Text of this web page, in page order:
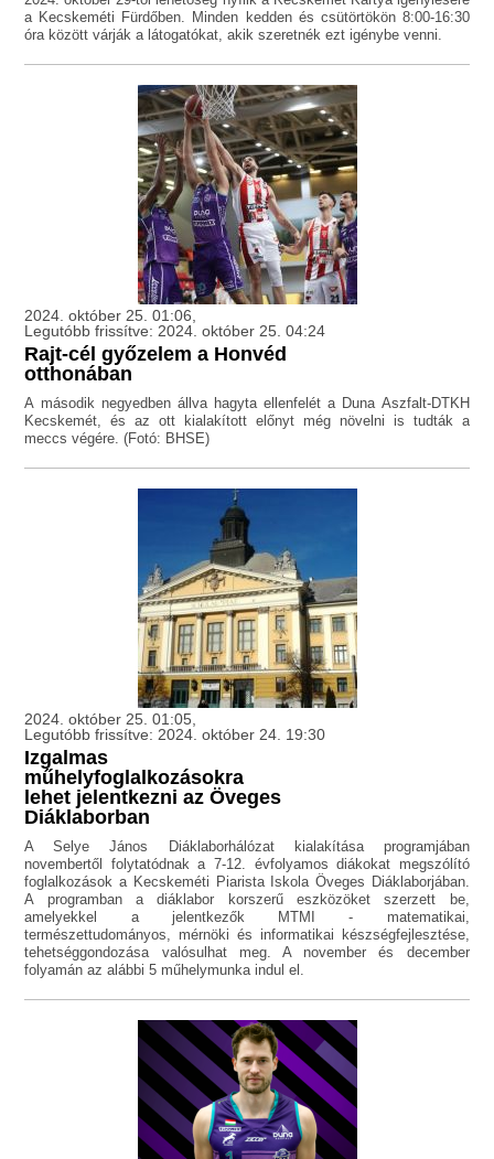
a Kecskeméti Fürdőben. Minden kedden és csütörtökön 8:00-16:30
óra között várják a látogatókat, akik szeretnék ezt igénybe venni.
2024. október 25. 01:06,
Legutóbb frissítve: 2024. október 25. 04:24
Rajt-cél győzelem a Honvéd
otthonában
A második negyedben állva hagyta ellenfelét a Duna Aszfalt-DTKH
Kecskemét, és az ott kialakított előnyt még növelni is tudták a
meccs végére. (Fotó: BHSE)
2024. október 25. 01:05,
Legutóbb frissítve: 2024. október 24. 19:30
Izgalmas
műhelyfoglalkozásokra
lehet jelentkezni az Öveges
Diáklaborban
A Selye János Diáklaborhálózat kialakítása programjában
novembertől folytatódnak a 7-12. évfolyamos diákokat megszólító
foglalkozások a Kecskeméti Piarista Iskola Öveges Diáklaborjában.
A programban a diáklabor korszerű eszközöket szerzett be,
amelyekkel a jelentkezők MTMI - matematikai,
természettudományos, mérnöki és informatikai készségfejlesztése,
tehetséggondozása valósulhat meg. A november és december
folyamán az alábbi 5 műhelymunka indul el.